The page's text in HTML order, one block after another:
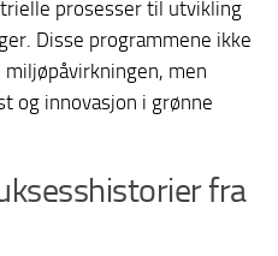
prosesser til utvikling
Disse programmene ikke
men
og innovasjon i grønne
fra